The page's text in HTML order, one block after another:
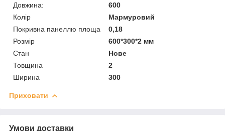
Довжина:
600
Колір
Мармуровий
Покривна панеллю площа
0,18
Розмір
600*300*2 мм
Стан
Нове
Товщина
2
Ширина
300
Приховати
Умови доставки